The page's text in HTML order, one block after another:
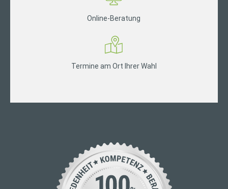
Online-Beratung
Termine am Ort Ihrer Wahl